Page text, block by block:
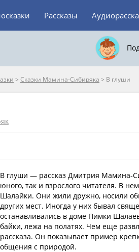
Рассказы
> Сказки Мамина-Сибиряка > В глуши
В глуши — рассказ Дмитрия Мамина-
юного, так и взрослого читателя. В
Шалайки. Они жили дружно, носили
других мест. Иногда у них бывал
останавливались в доме Пимки
байки, лежа на полатях. Чем еще
рассказа. Он показывает пример
общения с природой.